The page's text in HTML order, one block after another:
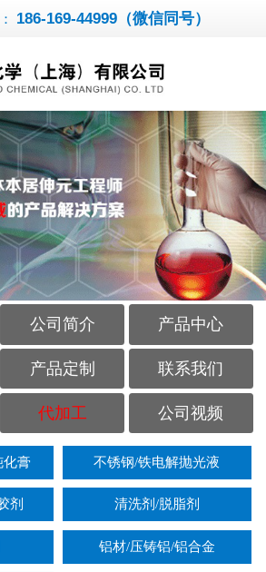
186-169-44999（微信同号）
公司简介 产品中心
产品定制 联系我们
代加工 公司视频
化膏 不锈钢/铁电解抛光液
剂 清洗剂/脱脂剂
铝材/压铸铝/铝合金